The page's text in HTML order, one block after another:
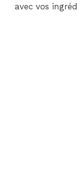
avec vos